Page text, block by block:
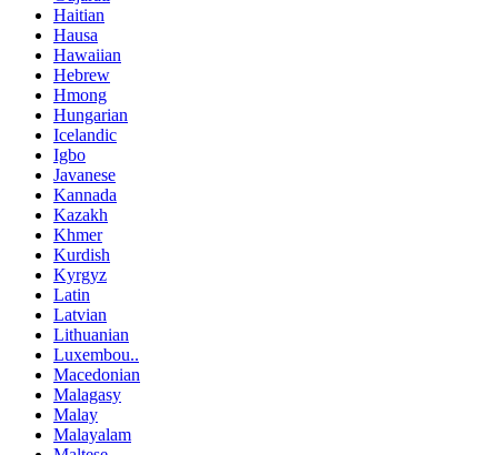
Haitian
Hausa
Hawaiian
Hebrew
Hmong
Hungarian
Icelandic
Igbo
Javanese
Kannada
Kazakh
Khmer
Kurdish
Kyrgyz
Latin
Latvian
Lithuanian
Luxembou..
Macedonian
Malagasy
Malay
Malayalam